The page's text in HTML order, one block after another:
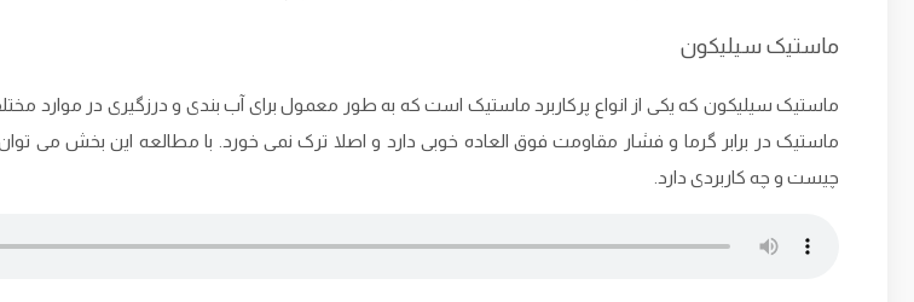
ماستیک سیلیکون
ماستیک سیلیکون که یکی از انواع پرکاربرد ماستیک است که به طور معمول برای آب‌ بندی و درزگیری در موارد
ماستیک در برابر گرما و فشار مقاومت فوق العاده خوبی دارد و اصلا ترک نمی ‌خورد. با مطالعه این بخش می‌
چیست و چه کاربردی دارد.